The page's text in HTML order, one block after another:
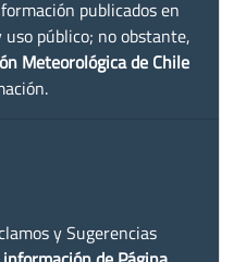
publicados en
público; no obstante,
Meteorológica de Chile
y Sugerencias